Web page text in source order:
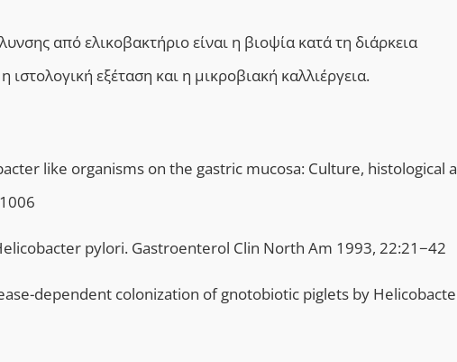
από ελικοβακτήριο είναι η βιοψία κατά τη διάρκεια
εξέταση και η μικροβιακή καλλιέργεια.
like organisms on the gastric mucosa: Culture, histological
pylori. Gastroenterol Clin North Am 1993, 22:21−42
dependent colonization of gnotobiotic piglets by